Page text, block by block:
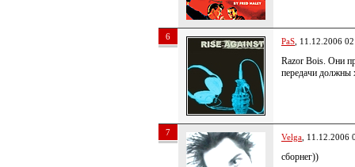
6 PaS , 11.12.2006
Razor Bois. Они
передачи должны
7 Velga , 11.12.2006
сборнег))